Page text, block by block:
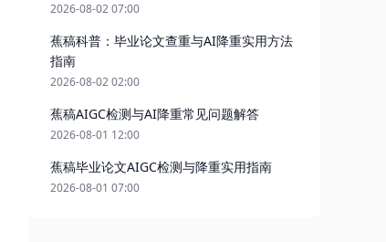
2026-08-02 07:00
蕉稿科普：毕业论文查重与AI降重实用方法
指南
2026-08-02 02:00
蕉稿AIGC检测与AI降重常见问题解答
2026-08-01 12:00
蕉稿毕业论文AIGC检测与降重实用指南
2026-08-01 07:00